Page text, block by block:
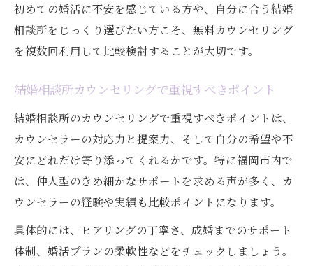
初めての婚活に不安を感じている方や、自分に合う結婚
相談所をじっくり選びたい方こそ、無料カウンセリング
を複数回利用して比較検討することが大切です。
結婚相談所カウンセリングで重視すべきポイント
結婚相談所のカウンセリングで重視すべきポイントは、
カウンセラーの対応力と提案力、そして自分の希望や不
安にどれだけ寄り添ってくれるかです。特に福岡市内で
は、仲人型のきめ細かなサポートを求める声が多く、カ
ウンセラーの経験や実績も比較ポイントになります。
具体的には、ヒアリングの丁寧さ、成婚までのサポート
体制、婚活プランの柔軟性などをチェックしましょう。